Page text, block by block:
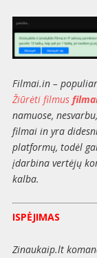
Filmai.in –
Žiūrėti filmus
namuose,
filmai in yra
platformų, todėl
įdarbina vertėjų
kalba.
ISPĖJIMAS
Zinaukaip.lt